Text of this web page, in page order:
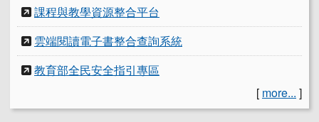
課程與教學資源整合平台
雲端閱讀電子書整合查詢系統
教育部全民安全指引專區
[ more... ]